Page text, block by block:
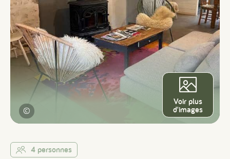
©
Voir plus
d'images
4 personnes